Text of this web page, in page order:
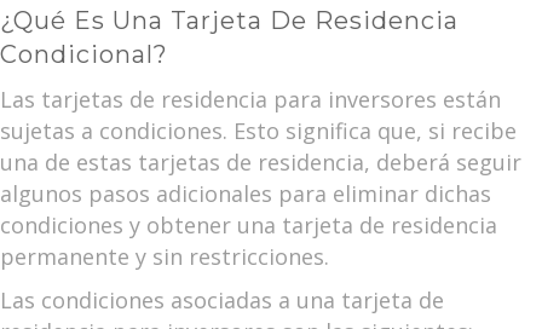
¿Qué Es Una Tarjeta De Residencia
Condicional?
Las tarjetas de residencia para inversores están
sujetas a condiciones. Esto significa que, si recibe
una de estas tarjetas de residencia, deberá seguir
algunos pasos adicionales para eliminar dichas
condiciones y obtener una tarjeta de residencia
permanente y sin restricciones.
Las condiciones asociadas a una tarjeta de